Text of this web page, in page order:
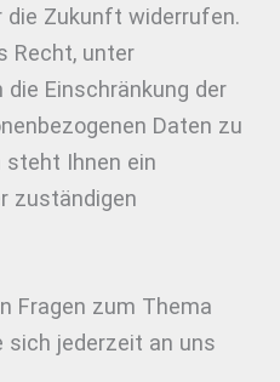
die Zukunft widerrufen.
Recht, unter
Einschränkung der
Daten zu
steht Ihnen ein
zuständigen
Fragen zum Thema
sich jederzeit an uns